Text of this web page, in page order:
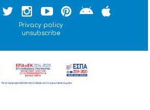
Privacy policy
unsubscribe